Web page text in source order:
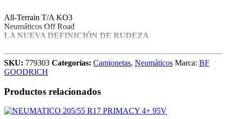
All-Terrain T/A KO3
Neumáticos Off Road
LA NUEVA DEFINICIÓN DE RUDEZA
LA LLANTA TODO TERRENO MÁS RUDA CON NUEVA
TECNOLOGÍA LISTA PARA APLASTAR A LA
COMPETENCIA.
CONSTRUIDA PARA DURAR
DISEÑADA PARA SOBRESALIR
SKU: 779303 Categorías: Camionetas, Neumáticos Marca: BF
GOODRICH
Productos relacionados